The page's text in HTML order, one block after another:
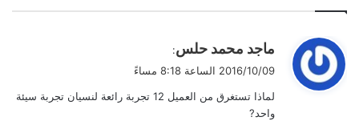
ق
ل
ماجد محمد حلس:
2016/10/09 الساعة 8:18 مساءً
لماذا تستغرق من العميل 12 تجربة رائعة لنسيان تجربة سيئة
واحد?